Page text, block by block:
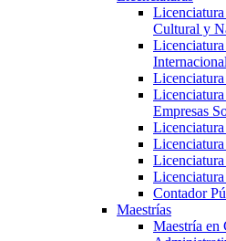
Cultural y
Internacional
Empresas
Contador
Maestrías
Maestría en